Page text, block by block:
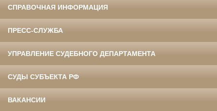
СПРАВОЧНАЯ ИНФОРМАЦИЯ
ПРЕСС-СЛУЖБА
УПРАВЛЕНИЕ СУДЕБНОГО ДЕПАРТАМЕНТА
СУДЫ СУБЪЕКТА РФ
ВАКАНСИИ